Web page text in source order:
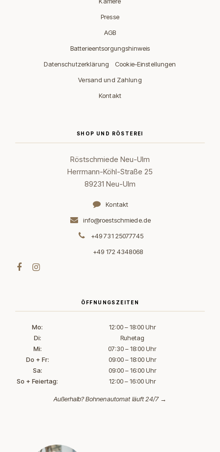
Presse
AGB
Batterieentsorgungshinweis
Datenschutzerklärung
Cookie-Einstellungen
Versand und Zahlung
Kontakt
SHOP UND RÖSTEREI
Röstschmiede Neu-Ulm
Herrmann-Köhl-Straße 25
89231 Neu-Ulm
Kontakt
info@roestschmiede.de
+49 731 25077745
+49 172 4348068
ÖFFNUNGSZEITEN
Mo:
12:00 – 18:00 Uhr
Di:
Ruhetag
Mi:
07:30 – 18:00 Uhr
Do + Fr:
09:00 – 18:00 Uhr
Sa:
09:00 – 16:00 Uhr
So + Feiertag:
12:00 – 16:00 Uhr
Außerhalb?Bohnenautomat läuft 24/7 →